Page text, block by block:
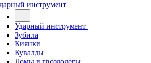
инструмент
Ударный инструмент
Зубила
Киянки
Кувалды
Ломы и гвоздодеры